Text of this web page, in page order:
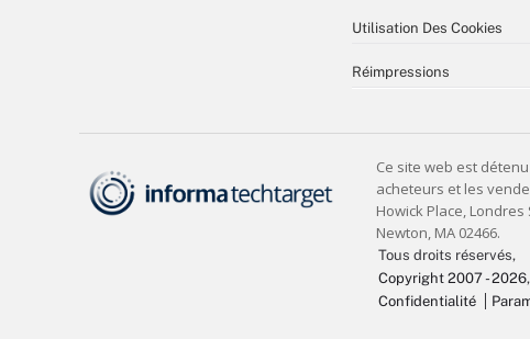
Utilisation Des Cookies
Réimpressions
Tous droits réservés,
Copyright 2007 - 2026
Confidentialité